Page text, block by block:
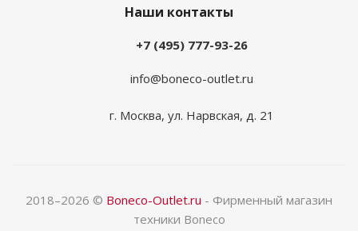
Наши контакты
+7 (495) 777-93-26
info@boneco-outlet.ru
г. Москва, ул. Нарвская, д. 21
2018–2026 © Boneco-Outlet.ru - Фирменный магазин
техники Boneco